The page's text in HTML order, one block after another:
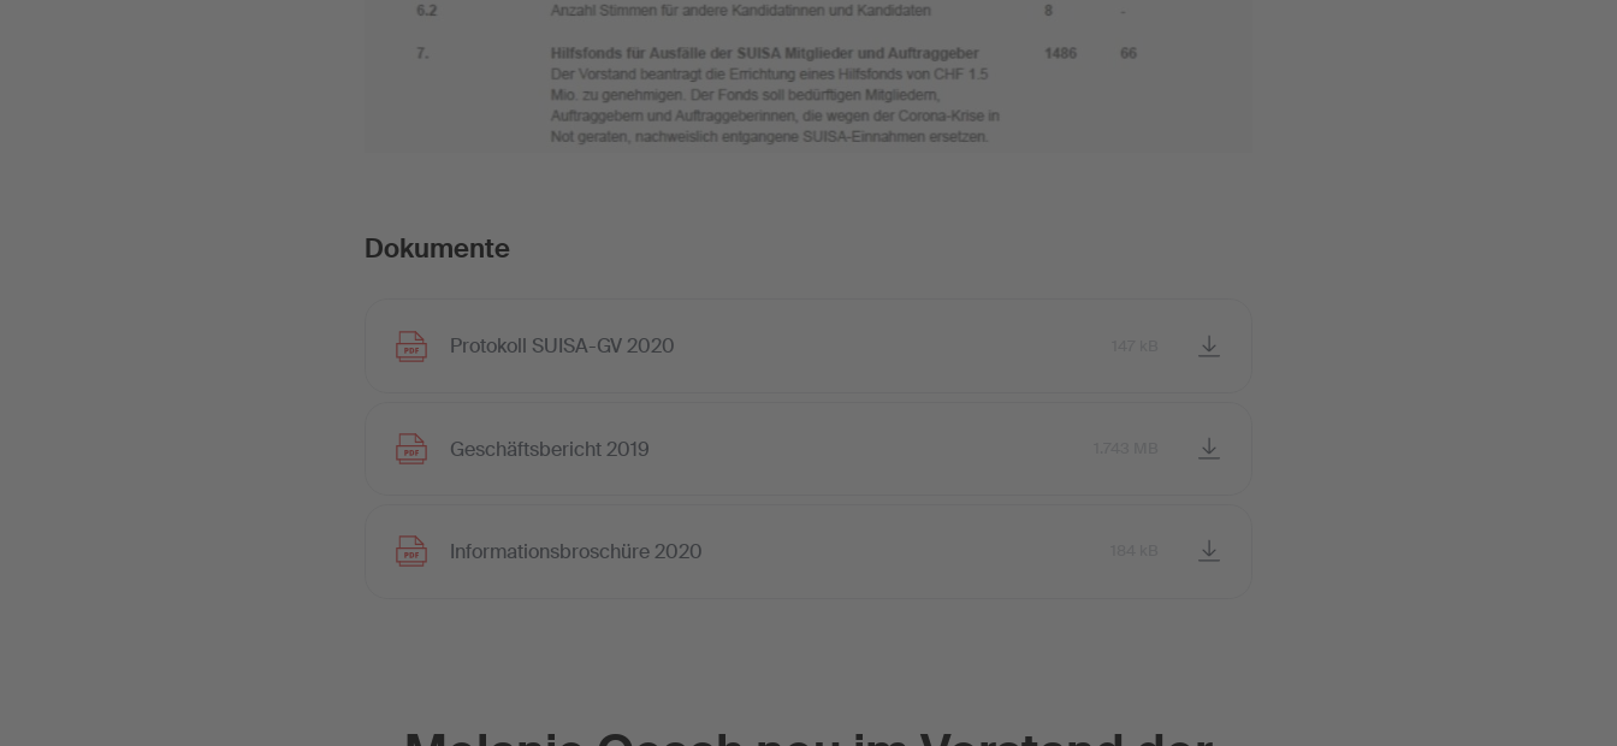
Dokumente
Protokoll SUISA-GV 2020
Geschäftsbericht 2019
Informationsbroschüre 2020